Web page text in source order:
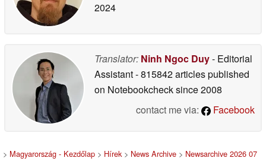
2024
Translator: Ninh Ngoc Duy- Editorial
Assistant- 815842 articles published
on Notebookchecksince 2008
contact me via:
Facebook
> Magyarország - Kezdőlap > Hírek> News Archive > Newsarchive 2026 07